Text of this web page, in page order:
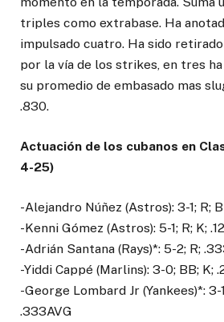
triples como extrabase. Ha
impulsado cuatro. Ha sido
por la vía de los strikes, en tres
su promedio de embasado mas
.830.
Actuación de los cubanos en
4-25)
-Alejandro Núñez (Astros): 3-1; R;
-Kenni Gómez (Astros): 5-1; R; K;
-Adrián Santana (Rays)*: 5-2; R;
-Yiddi Cappé (Marlins): 3-0; BB; K;
-George Lombard Jr (Yankees)*: 3-
.333AVG